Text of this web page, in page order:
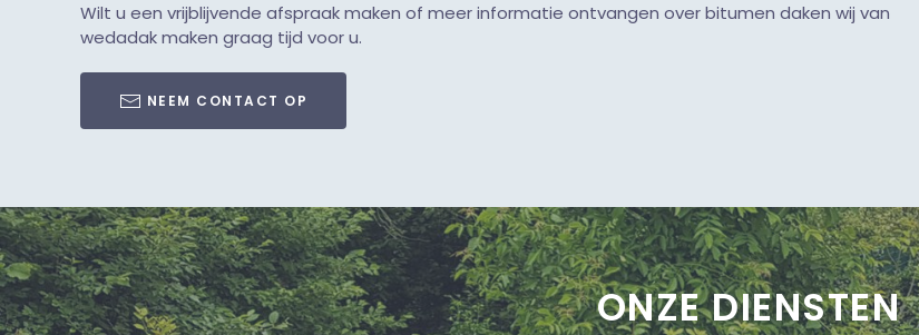
Wilt u een vrijblijvende afspraak maken of meer informatie ontvangen over bitumen daken wij van
wedadak maken graag tijd voor u.
NEEM CONTACT OP
ONZE DIENSTEN